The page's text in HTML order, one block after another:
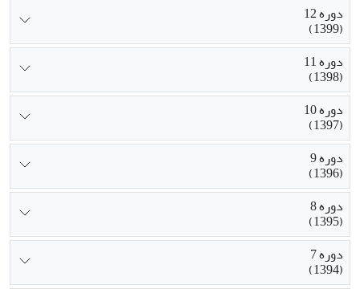
دوره 12
(1399)
دوره 11
(1398)
دوره 10
(1397)
دوره 9
(1396)
دوره 8
(1395)
دوره 7
(1394)